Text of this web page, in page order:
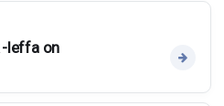
-leffa on